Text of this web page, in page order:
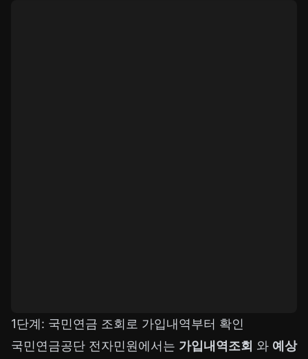
1단계: 국민연금 조회로 가입내역부터 확인
국민연금공단 전자민원에서는 가입내역조회 와 예상